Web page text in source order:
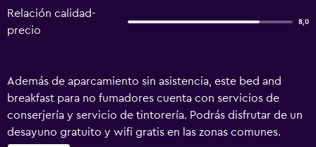
Relación calidad-
precio
8,0
Además de aparcamiento sin asistencia, este bed and
breakfast para no fumadores cuenta con servicios de
conserjería y servicio de tintorería. Podrás disfrutar de un
desayuno gratuito y wifi gratis en las zonas comunes.